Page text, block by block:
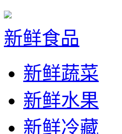
新鲜食品
新鲜蔬菜
新鲜水果
新鲜冷藏